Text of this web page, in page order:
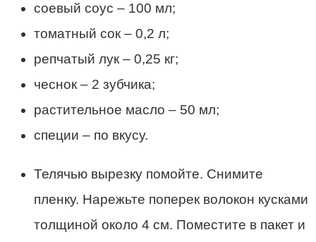
соевый соус – 100 мл;
томатный сок – 0,2 л;
репчатый лук – 0,25 кг;
чеснок – 2 зубчика;
растительное масло – 50 мл;
специи – по вкусу.
Телячью вырезку помойте. Снимите
пленку. Нарежьте поперек волокон кусками
толщиной около 4 см. Поместите в пакет и